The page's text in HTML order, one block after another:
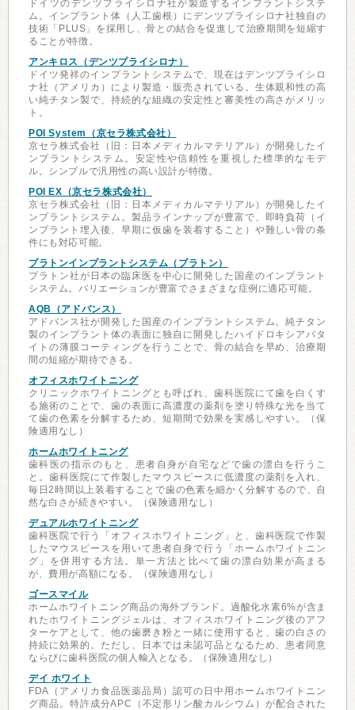
ドイツのデンツプライシロナ社が製造するインプラントシステ
ム。インプラント体（人工歯根）にデンツプライシロナ社独自の
技術「PLUS」を採用し、骨との結合を促進して治療期間を短縮す
ることが特徴。
アンキロス（デンツプライシロナ）
ドイツ発祥のインプラントシステムで、現在はデンツプライシロ
ナ社（アメリカ）により製造・販売されている。生体親和性の高
い純チタン製で、持続的な組織の安定性と審美性の高さがメリッ
ト。
POI System（京セラ株式会社）
京セラ株式会社（旧：日本メディカルマテリアル）が開発したイ
ンプラントシステム。安定性や信頼性を重視した標準的なモデ
ル。シンプルで汎用性の高い設計が特徴。
POI EX（京セラ株式会社）
京セラ株式会社（旧：日本メディカルマテリアル）が開発したイ
ンプラントシステム。製品ラインナップが豊富で、即時負荷（イ
ンプラント埋入後、早期に仮歯を装着すること）や難しい骨の条
件にも対応可能。
プラトンインプラントシステム（プラトン）
プラトン社が日本の臨床医を中心に開発した国産のインプラント
システム。バリエーションが豊富でさまざまな症例に適応可能。
AQB（アドバンス）
アドバンス社が開発した国産のインプラントシステム。純チタン
製のインプラント体の表面に独自に開発したハイドロキシアパタ
イトの薄膜コーティングを行うことで、骨の結合を早め、治療期
間の短縮が期待できる。
オフィスホワイトニング
クリニックホワイトニングとも呼ばれ、歯科医院にて歯を白くす
る施術のことで、歯の表面に高濃度の薬剤を塗り特殊な光を当て
て歯の色素を分解するため、短期間で効果を実感しやすい。（保
険適用なし）
ホームホワイトニング
歯科医の指示のもと、患者自身が自宅などで歯の漂白を行うこ
と。歯科医院にて作製したマウスピースに低濃度の薬剤を入れ、
毎日2時間以上装着することで歯の色素を細かく分解するので、自
然な白さが続きやすい。（保険適用なし）
デュアルホワイトニング
歯科医院で行う「オフィスホワイトニング」と、歯科医院で作製
したマウスピースを用いて患者自身で行う「ホームホワイトニン
グ」を併用する方法。単一方法と比べて歯の漂白効果が高まる
が、費用が高額になる。（保険適用なし）
ゴースマイル
ホームホワイトニング商品の海外ブランド。過酸化水素6%が含ま
れたホワイトニングジェルは、オフィスホワイトニング後のアフ
ターケアとして、他の歯磨き粉と一緒に使用すると、歯の白さの
持続に効果的。ただし、日本では未認可品となるため、患者同意
ならびに歯科医院の個人輸入となる。（保険適用なし）
デイ ホワイト
FDA（アメリカ食品医薬品局）認可の日中用ホームホワイトニン
グ商品。特許成分APC（不定形リン酸カルシウム）が配合された